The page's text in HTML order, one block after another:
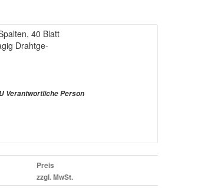
40 Blatt
Drahtge-
Verantwortliche Person
Preis
zzgl. MwSt.